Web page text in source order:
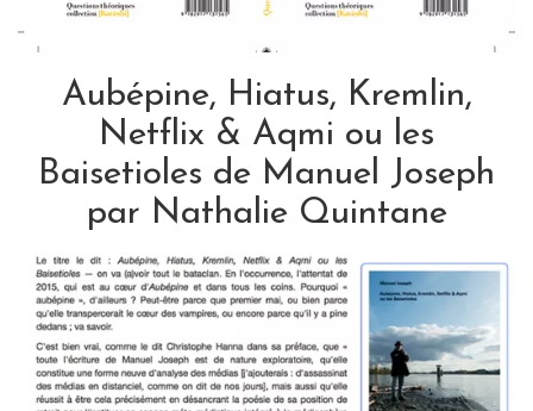
Aubépine, Hiatus, Kremlin,
Netflix & Aqmi ou les
Baisetioles de Manuel Joseph
par Nathalie Quintane